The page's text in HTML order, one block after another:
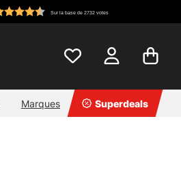
Sur la base de 2732 votes
Marques Superdeals